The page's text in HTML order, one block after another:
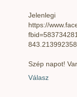
https://
Szép napot!
Válasz